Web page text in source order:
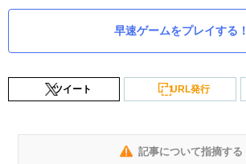
早速ゲームをプレイする！
ツイート URL発行
記事について指摘する